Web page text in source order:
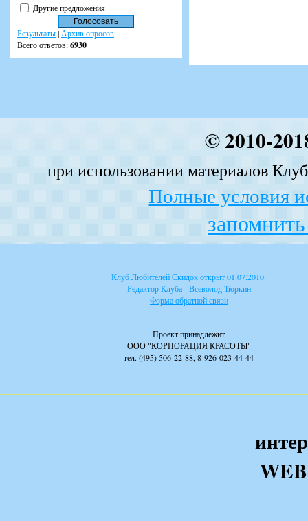
Другие предложения
Результаты| Архив опросов
Всего ответов:6930
© 2010-
при использовании материалов
Полные условия
Клуб Любителей Скидок открыт 01.07.2010.
Редактор Клуба - Всеволод Тюркин
Форма обратной связи
Проект принадлежит
ООО "КОРПОРАЦИЯ КРАСОТЫ"
тел. (495) 506-22-88, 8-926-023-44-44